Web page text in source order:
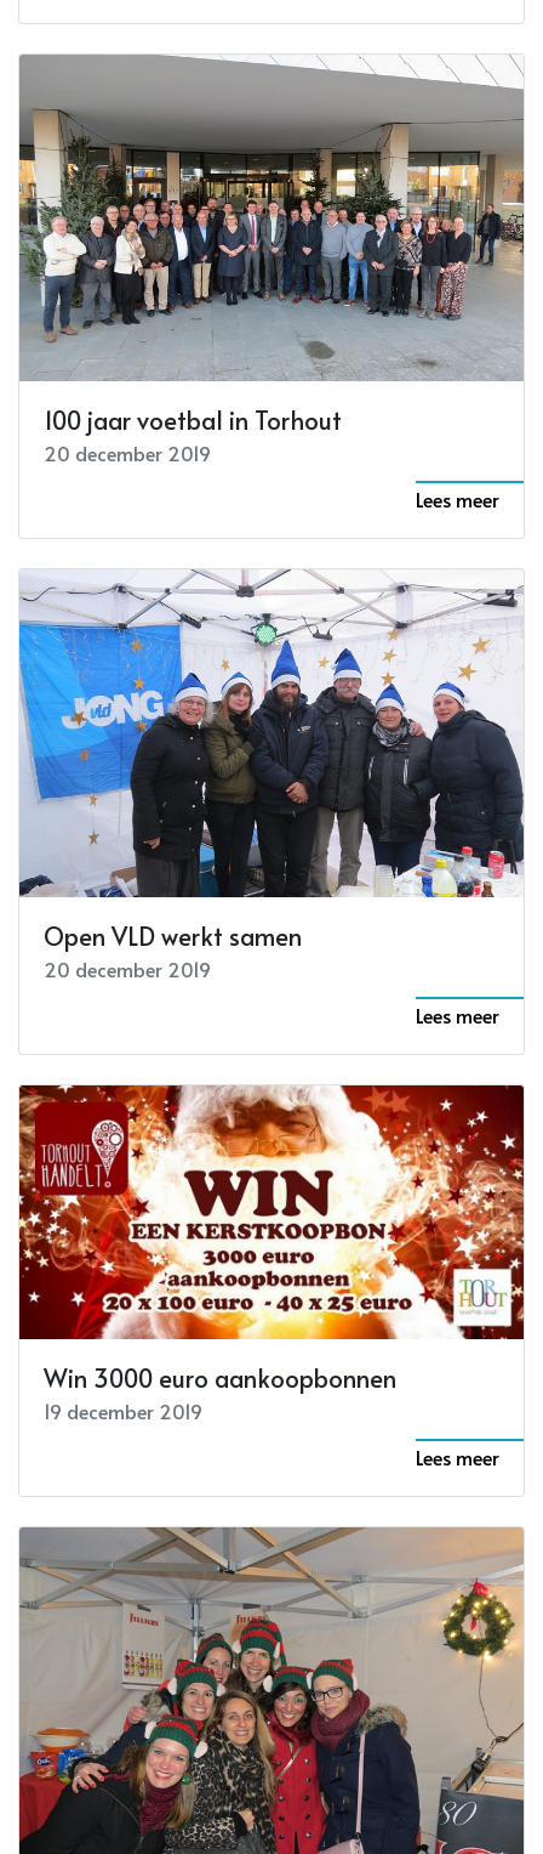
100 jaar voetbal in Torhout
20 december 2019
Lees meer
Open VLD werkt samen
20 december 2019
Lees meer
Win 3000 euro aankoopbonnen
19 december 2019
Lees meer